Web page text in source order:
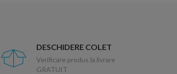
DESCHIDERE COLET
Verificare produs la livrare
GRATUIT